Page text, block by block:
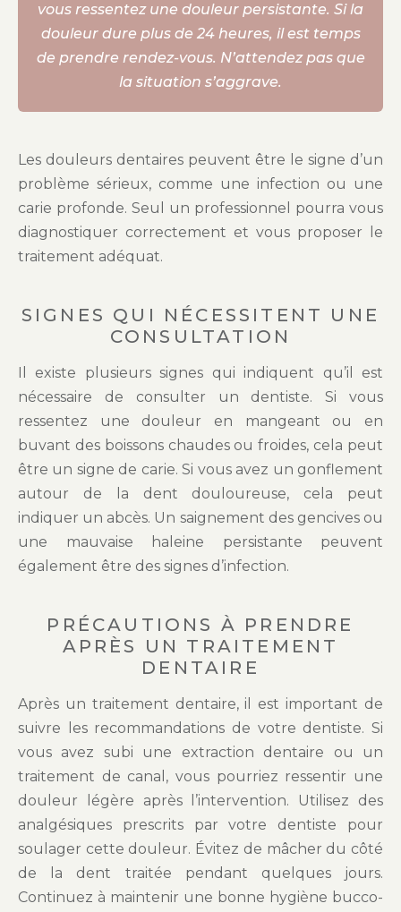
vous ressentez une douleur persistante. Si la
douleur dure plus de 24 heures, il est temps
de prendre rendez-vous. N’attendez pas que
la situation s’aggrave.
Les douleurs dentaires peuvent être le signe d’un
problème sérieux, comme une infection ou une
carie profonde. Seul un professionnel pourra vous
diagnostiquer correctement et vous proposer le
traitement adéquat.
SIGNES QUI NÉCESSITENT UNE
CONSULTATION
Il existe plusieurs signes qui indiquent qu’il est
nécessaire de consulter un dentiste. Si vous
ressentez une douleur en mangeant ou en
buvant des boissons chaudes ou froides, cela peut
être un signe de carie. Si vous avez un gonflement
autour de la dent douloureuse, cela peut
indiquer un abcès. Un saignement des gencives ou
une mauvaise haleine persistante peuvent
également être des signes d’infection.
PRÉCAUTIONS À PRENDRE
APRÈS UN TRAITEMENT
DENTAIRE
Après un traitement dentaire, il est important de
suivre les recommandations de votre dentiste. Si
vous avez subi une extraction dentaire ou un
traitement de canal, vous pourriez ressentir une
douleur légère après l’intervention. Utilisez des
analgésiques prescrits par votre dentiste pour
soulager cette douleur. Évitez de mâcher du côté
de la dent traitée pendant quelques jours.
Continuez à maintenir une bonne hygiène bucco-